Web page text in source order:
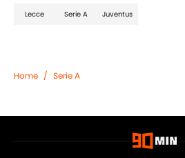
Lecce Serie A Juventus
Home / Serie A